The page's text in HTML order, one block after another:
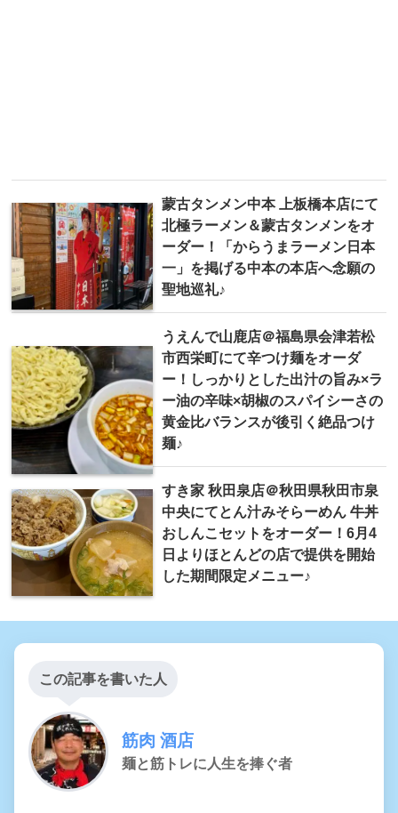
蒙古タンメン中本 上板橋本店にて
北極ラーメン＆蒙古タンメンをオ
ーダー！「からうまラーメン日本
一」を掲げる中本の本店へ念願の
聖地巡礼♪
うえんで山鹿店＠福島県会津若松
市西栄町にて辛つけ麺をオーダ
ー！しっかりとした出汁の旨み×ラ
ー油の辛味×胡椒のスパイシーさの
黄金比バランスが後引く絶品つけ
麺♪
すき家 秋田泉店＠秋田県秋田市泉
中央にてとん汁みそらーめん 牛丼
おしんこセットをオーダー！6月4
日よりほとんどの店で提供を開始
した期間限定メニュー♪
この記事を書いた人
筋肉 酒店
麺と筋トレに人生を捧ぐ者